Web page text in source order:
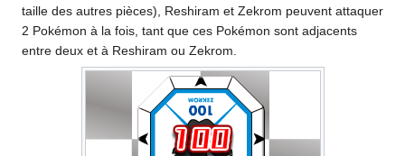
taille des autres pièces), Reshiram et Zekrom peuvent attaquer
2 Pokémon à la fois, tant que ces Pokémon sont adjacents
entre deux et à Reshiram ou Zekrom.